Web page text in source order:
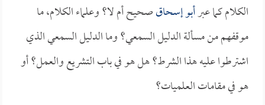
الكلام كما عبرأبو إسحاقصحيح أم لا؟ وعلماء الكلام، ما
موقفهم من مسألة الدليل السمعي؟ وما الدليل السمعي الذي
اشترطوا عليه هذا الشرط؟ هل هو في باب التشريع والعمل؟ أو
هو في مقامات العلميات؟